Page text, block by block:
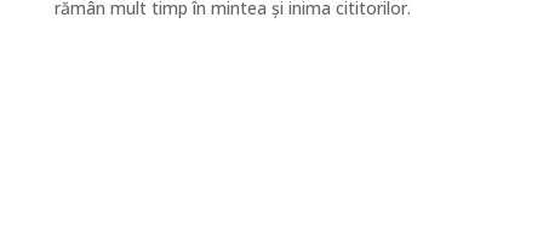
rămân mult timp în mintea și inima cititorilor.